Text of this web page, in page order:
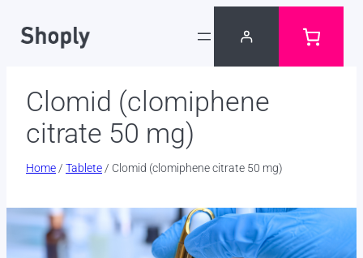
Clomid (clomiphene
citrate 50 mg)
Home / Tablete / Clomid (clomiphene citrate 50 mg)